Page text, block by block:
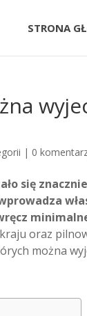
STRONA
| 0
się
oraz
można